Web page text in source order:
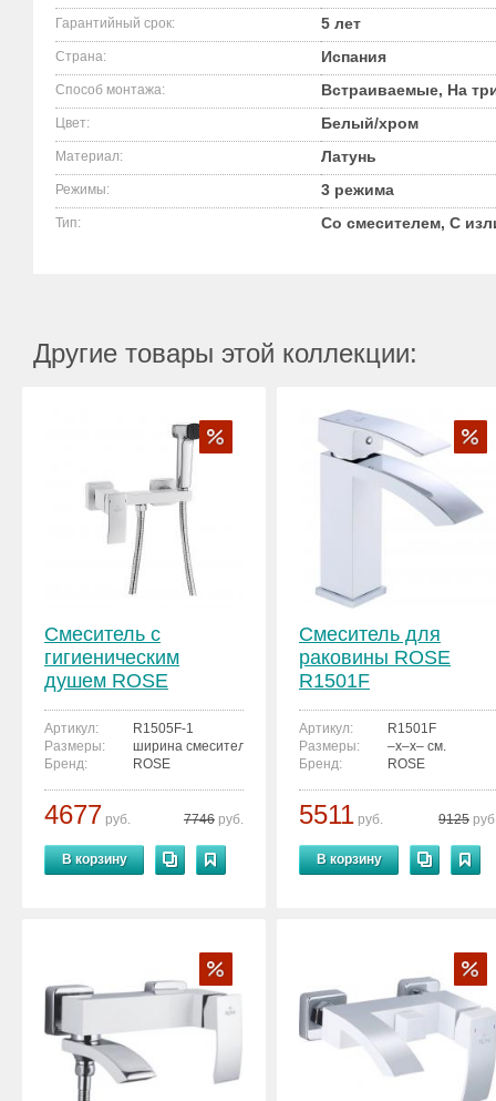
Гарантийный срок: 5 лет
Страна: Испания
Способ монтажа: Встраиваемые, На
Цвет: Белый/хром
Материал: Латунь
Режимы: 3 режима
Тип: Со смесителем, С
Другие товары этой коллекции:
Смеситель с
гигиеническим
душем ROSE
R1505F-1
Артикул:
R1505F-1
Размеры:
ширина смесителя - 19.5 см.
Бренд:
ROSE
4677 руб. 7746 руб.
В корзину
Смеситель для
раковины ROSE
R1501F
Артикул:
R1501F
Размеры:
–x–x– см.
Бренд:
ROSE
5511 руб. 9125
В корзину